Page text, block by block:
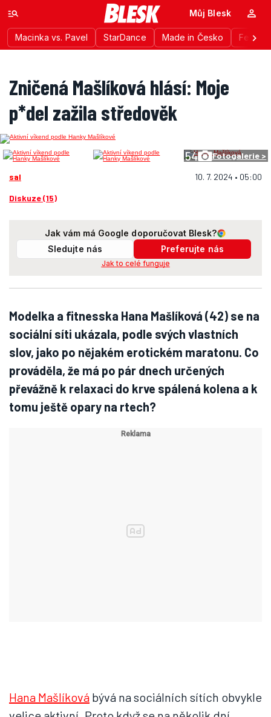
Macinka vs. Pavel StarDance Made in Česko
Můj Blesk
Zničená Mašlíková hlásí: Moje
p*del zažila středověk
54 Fotogalerie >
sal 10. 7. 2024 • 05:00
Diskuze (15)
Jak vám má Google doporučovat Blesk?
Sledujte nás
Preferujte nás
Jak to celé funguje
Modelka a fitnesska Hana Mašlíková (42) se na
sociální síti ukázala, podle svých vlastních
slov, jako po nějakém erotickém maratonu. Co
prováděla, že má po pár dnech určených
převážně k relaxaci do krve spálená kolena a k
tomu ještě opary na rtech?
Hana Mašlíková bývá na sociálních sítích obvykle